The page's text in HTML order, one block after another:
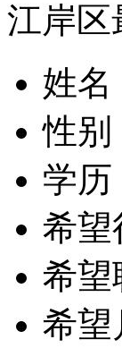
江岸区
姓名
性别
学历
希望
希望
希望